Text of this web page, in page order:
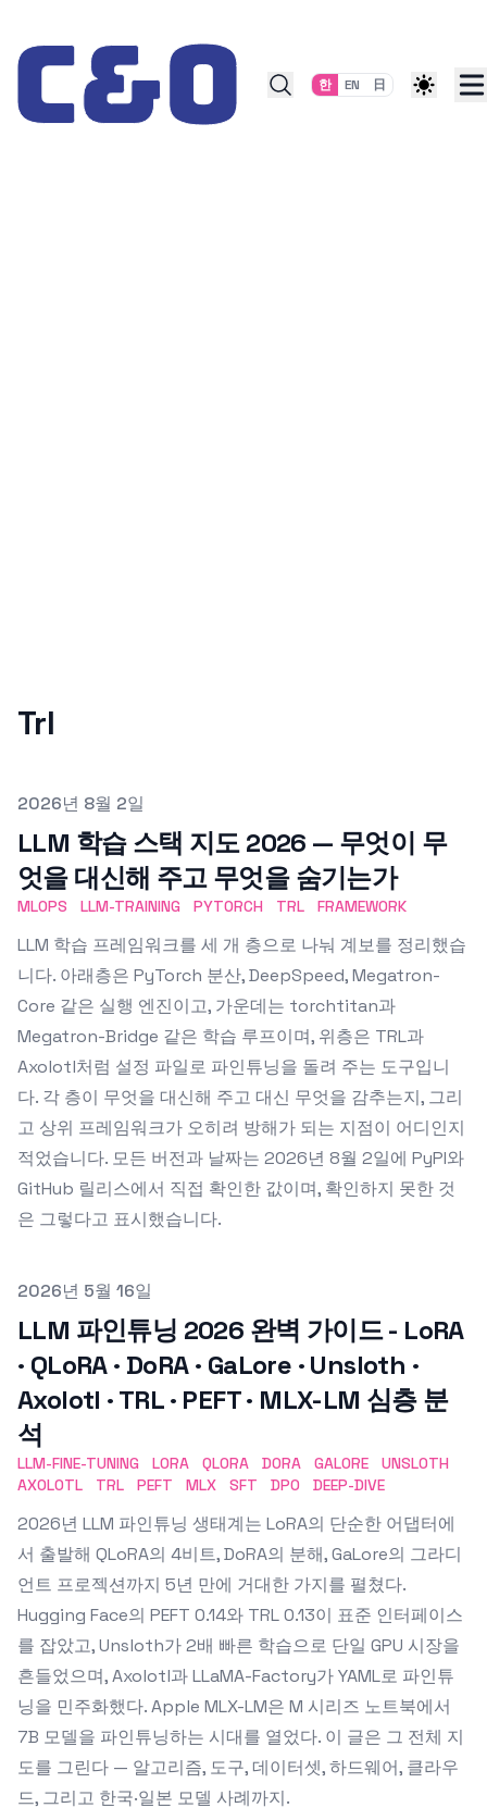
한 EN 日
Trl
Published on
2026년 8월 2일
LLM 학습 스택 지도 2026 — 무엇이 무
엇을 대신해 주고 무엇을 숨기는가
MLOPS LLM-TRAINING PYTORCH TRL FRAMEWORK
LLM 학습 프레임워크를 세 개 층으로 나눠 계보를 정리했습
니다. 아래층은 PyTorch 분산, DeepSpeed, Megatron-
Core 같은 실행 엔진이고, 가운데는 torchtitan과
Megatron-Bridge 같은 학습 루프이며, 위층은 TRL과
Axolotl처럼 설정 파일로 파인튜닝을 돌려 주는 도구입니
다. 각 층이 무엇을 대신해 주고 대신 무엇을 감추는지, 그리
고 상위 프레임워크가 오히려 방해가 되는 지점이 어디인지
적었습니다. 모든 버전과 날짜는 2026년 8월 2일에 PyPI와
GitHub 릴리스에서 직접 확인한 값이며, 확인하지 못한 것
은 그렇다고 표시했습니다.
Published on
2026년 5월 16일
LLM 파인튜닝 2026 완벽 가이드 - LoRA
· QLoRA · DoRA · GaLore · Unsloth ·
Axolotl · TRL · PEFT · MLX-LM 심층 분
석
LLM-FINE-TUNING LORA QLORA DORA GALORE
UNSLOTH
AXOLOTL
TRL PEFT MLX SFT DPO DEEP-DIVE
2026년 LLM 파인튜닝 생태계는 LoRA의 단순한 어댑터에
서 출발해 QLoRA의 4비트, DoRA의 분해, GaLore의 그라디
언트 프로젝션까지 5년 만에 거대한 가지를 펼쳤다.
Hugging Face의 PEFT 0.14와 TRL 0.13이 표준 인터페이스
를 잡았고, Unsloth가 2배 빠른 학습으로 단일 GPU 시장을
흔들었으며, Axolotl과 LLaMA-Factory가 YAML로 파인튜
닝을 민주화했다. Apple MLX-LM은 M 시리즈 노트북에서
7B 모델을 파인튜닝하는 시대를 열었다. 이 글은 그 전체 지
도를 그린다 — 알고리즘, 도구, 데이터셋, 하드웨어, 클라우
드, 그리고 한국·일본 모델 사례까지.